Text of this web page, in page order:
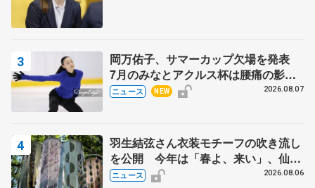
岡万佑子、サマーカップ欠場を発表
7月のみなとアクルス杯は腰痛の影響
で
ニュース NEW 2026.08.07
羽生結弦さん衣装モチーフの吹き流し
を公開 今年は「春よ、来い」、仙台
の瑞鳳殿
ニュース 2026.08.06